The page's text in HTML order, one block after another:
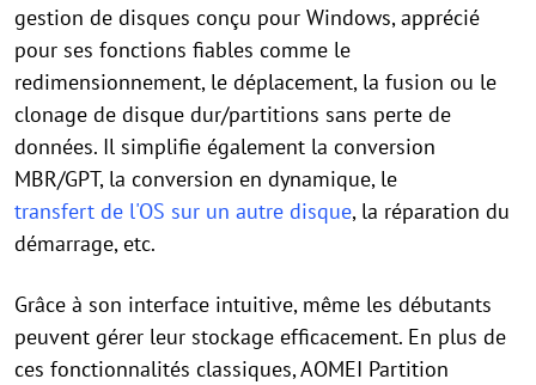
gestion de disques conçu pour Windows, apprécié
pour ses fonctions fiables comme le
redimensionnement, le déplacement, la fusion ou le
clonage de disque dur/partitions sans perte de
données. Il simplifie également la conversion
MBR/GPT, la conversion en dynamique, le
transfert de l'OS sur un autre disque, la réparation du
démarrage, etc.
Grâce à son interface intuitive, même les débutants
peuvent gérer leur stockage efficacement. En plus de
ces fonctionnalités classiques, AOMEI Partition